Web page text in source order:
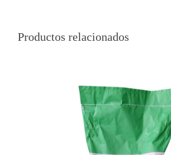
Productos relacionados